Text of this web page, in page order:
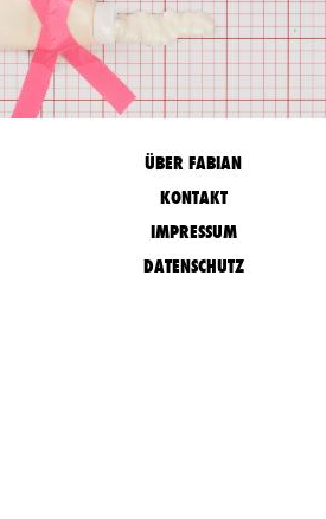
ÜBER FABIAN
KONTAKT
IMPRESSUM
DATENSCHUTZ